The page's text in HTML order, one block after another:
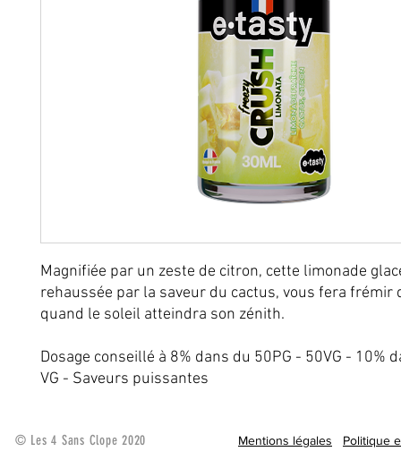
Magnifiée par un zeste de citron, cette limonade
rehaussée par la saveur du cactus, vous fera frémir
quand le soleil atteindra son zénith.
Dosage conseillé à 8% dans du 50PG - 50VG - 10%
VG - Saveurs puissantes
© Les 4 Sans Clope 2020 Mentions légales Politique